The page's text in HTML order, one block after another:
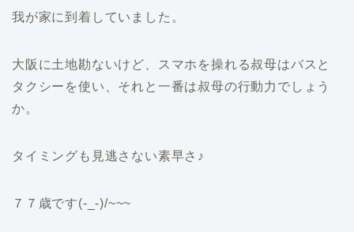
我が家に到着していました。
大阪に土地勘ないけど、スマホを操れる叔母はバスと
タクシーを使い、それと一番は叔母の行動力でしょう
か。
タイミングも見逃さない素早さ♪
７７歳です(-_-)/~~~